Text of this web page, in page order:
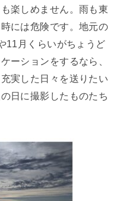
楽しめません。雨も東
には危険です。地元の
11月くらいがちょうど
ーションをするなら、
実した日々を送りたい
日に撮影したものたち